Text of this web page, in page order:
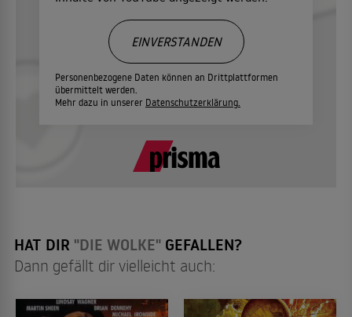
Personenbezogene Daten können an Drittplattformen
übermittelt werden.
Mehr dazu in unserer Datenschutzerklärung.
EINVERSTANDEN
HAT DIR "DIE WOLKE" GEFALLEN?
Dann gefällt dir vielleicht auch: